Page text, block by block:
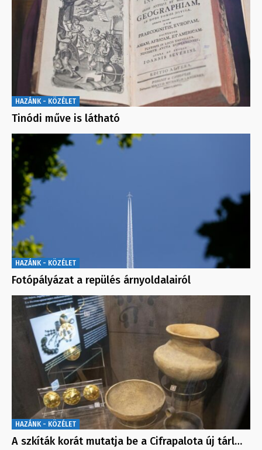
HAZÁNK - KÖZÉLET
Tinódi műve is látható
HAZÁNK - KÖZÉLET
Fotópályázat a repülés árnyoldalairól
HAZÁNK - KÖZÉLET
A szkíták korát mutatja be a Cifrapalota új tárl…